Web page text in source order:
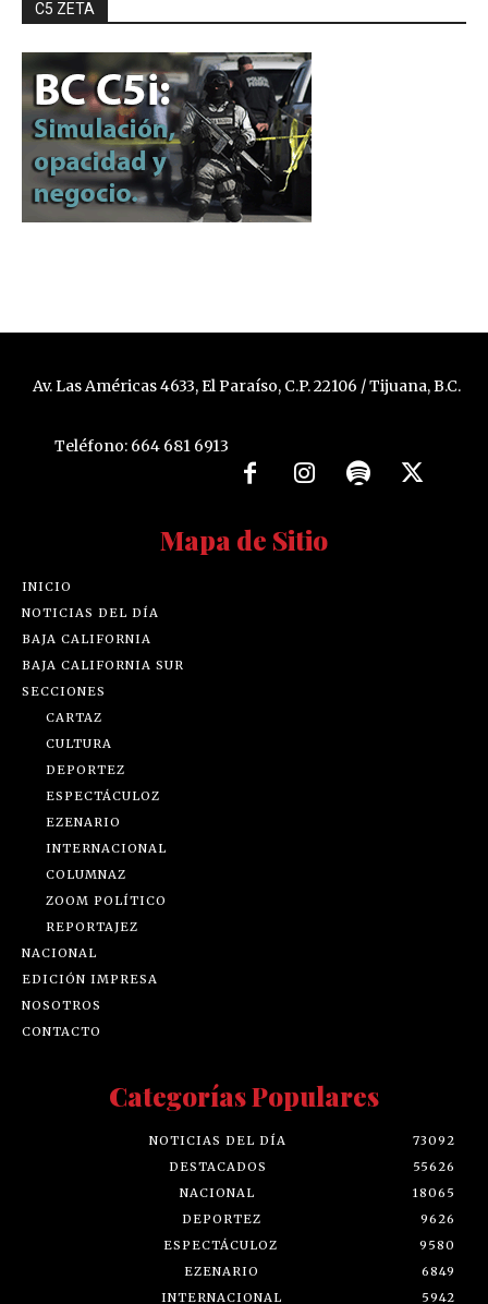
C5 ZETA
Av. Las Américas 4633, El Paraíso, C.P. 22106 / Tijuana, B.C.
Teléfono: 664 681 6913
Mapa de Sitio
INICIO
NOTICIAS DEL DÍA
BAJA CALIFORNIA
BAJA CALIFORNIA SUR
SECCIONES
CARTAZ
CULTURA
DEPORTEZ
ESPECTÁCULOZ
EZENARIO
INTERNACIONAL
COLUMNAZ
ZOOM POLÍTICO
REPORTAJEZ
NACIONAL
EDICIÓN IMPRESA
NOSOTROS
CONTACTO
Categorías Populares
NOTICIAS DEL DÍA
73092
DESTACADOS
55626
NACIONAL
18065
DEPORTEZ
9626
ESPECTÁCULOZ
9580
EZENARIO
6849
INTERNACIONAL
5942